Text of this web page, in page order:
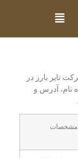
تایر بارز در
نام، آدرس و
مشخصات